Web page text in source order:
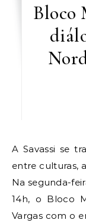
Bloco
A Savassi se transforma em território de encontro
entre culturas,
Na segunda-
14h, o Bloco
Vargas com o